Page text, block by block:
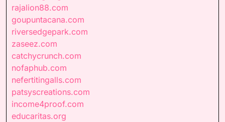
rajalion88.com
goupuntacana.com
riversedgepark.com
zaseez.com
catchycrunch.com
nofaphub.com
nefertitingalls.com
patsyscreations.com
income4proof.com
educaritas.org